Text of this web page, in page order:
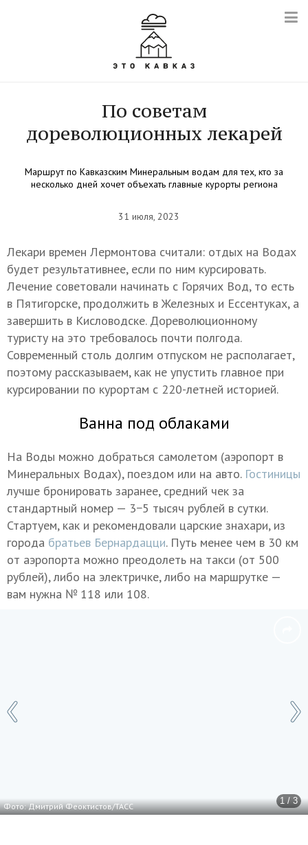
По советам
дореволюционных лекарей
Маршрут по Кавказским Минеральным водам для тех, кто за
несколько дней хочет объехать главные курорты региона
31 июля, 2023
Лекари времен Лермонтова считали: отдых на Водах
будет результативнее, если по ним курсировать.
Лечение советовали начинать с Горячих Вод, то есть
в Пятигорске, продолжить в Железных и Ессентуках, а
завершить в Кисловодске. Дореволюционному
туристу на это требовалось почти полгода.
Современный столь долгим отпуском не располагает,
поэтому рассказываем, как не упустить главное при
курсировании по курортам с 220-летней историей.
Ванна под облаками
На Воды можно добраться самолетом (аэропорт в
Минеральных Водах), поездом или на авто. Гостиницы
лучше бронировать заранее, средний чек за
стандартный номер — 3−5 тысяч рублей в сутки.
Стартуем, как и рекомендовали царские знахари, из
города братьев Бернардацци. Путь менее чем в 30 км
от аэропорта можно преодолеть на такси (от 500
рублей), либо на электричке, либо на маршрутке —
вам нужна № 118 или 108.
1 / 3
Фото: Дмитрий Феоктистов/ТАСС